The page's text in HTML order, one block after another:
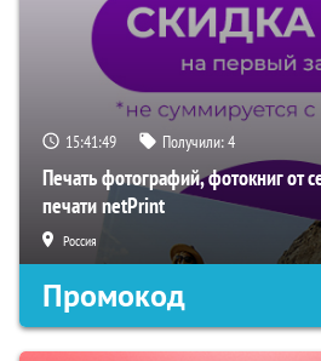
15:41:48 Получили:4
Печать фотографий, фотокниг от
печати netPrint
Россия
Промокод